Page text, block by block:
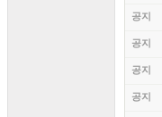
공지
공지
공지
공지